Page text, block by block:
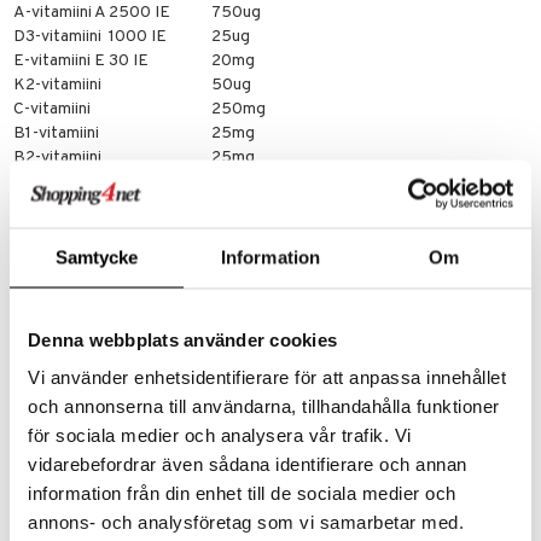
Samtycke Information Om
Denna webbplats använder cookies
Vi använder enhetsidentifierare för att anpassa innehållet
och annonserna till användarna, tillhandahålla funktioner
för sociala medier och analysera vår trafik. Vi
vidarebefordrar även sådana identifierare och annan
information från din enhet till de sociala medier och
annons- och analysföretag som vi samarbetar med.
A-vitamiini A 2500 IE
750ug
D3-vitamiini 1000 IE
25ug
E-vitamiini E 30 IE
20mg
K2-vitamiini
50ug
C-vitamiini
250mg
B1-vitamiini
25mg
B2-vitamiini
25mg
Niasiini (B3)
B6-vitamiini
B12-vitamiini (Metyyli B12)
400ug
Sinkki
15mg
Kupari
250ug
Mangaani
1mg
Kromi
200ug
Jod
200ug
Koliini
50mg
Inositoli
10mg